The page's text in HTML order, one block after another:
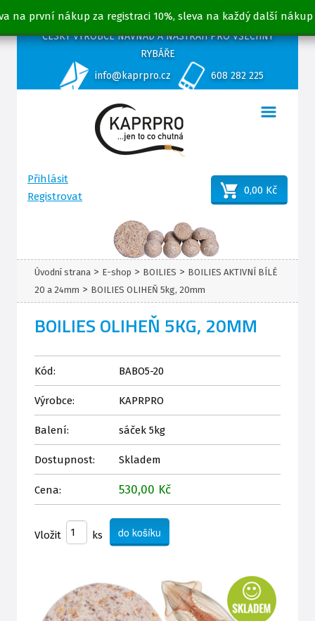
na první nákup za registraci 10%, sleva na každý další nákup
ČESKÝ VÝROBCE NÁVNAD A NÁSTRAH PRO VŠECHNY
RYBÁŘE
info@kaprpro.cz
608 282 225
Přihlásit
Registrovat
0,00 Kč
Úvodní strana > E-shop > BOILIES > BOILIES AKTIVNÍ BÍLÉ
20 a 24mm > BOILIES OLIHEŇ 5kg, 20mm
BOILIES OLIHEŇ 5KG, 20MM
Kód: BABO5-20
Výrobce: KAPRPRO
Balení: sáček 5kg
Dostupnost: Skladem
Cena: 530,00 Kč
Vložit ks